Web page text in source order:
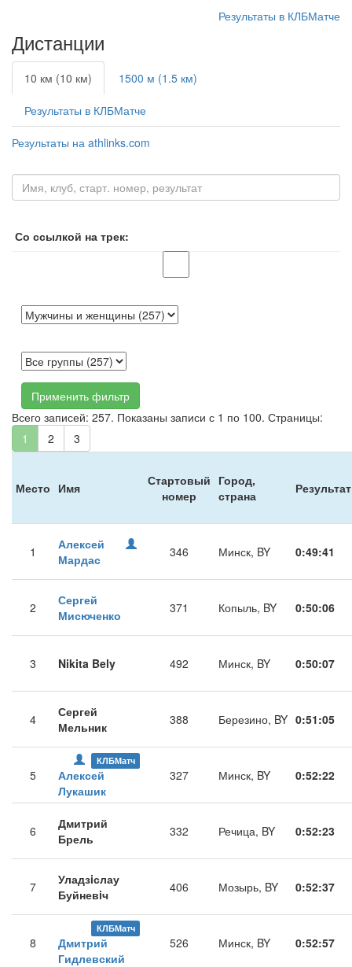
Результаты в КЛБМатче
Дистанции
10 км (10 км) 1500 м (1.5 км)
Результаты в КЛБМатче
Результаты на athlinks.com
Со ссылкой на трек:
Применить фильтр
Всего записей: 257. Показаны записи с 1 по 100. Страницы:
1
2 3
Место Имя
Стартовый
номер
Город,
страна
Результат
1
Алексей
Мардас
346 Минск, BY 0:49:41
2
Сергей
Мисюченко
371 Копыль, BY 0:50:06
3 Nikita Bely 492 Минск, BY 0:50:07
4
Сергей
Мельник
388 Березино, BY 0:51:05
5
КЛБМатч
Алексей
Лукашик
327 Минск, BY 0:52:22
6
Дмитрий
Брель
332 Речица, BY 0:52:23
7
Уладзiслау
Буйневiч
406 Мозырь, BY 0:52:37
8
КЛБМатч
Дмитрий
Гидлевский
526 Минск, BY 0:52:57